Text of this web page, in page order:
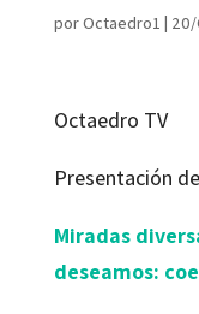
porOctaedro1 |
Octaedro TV
Presentación
Miradas
deseamos: